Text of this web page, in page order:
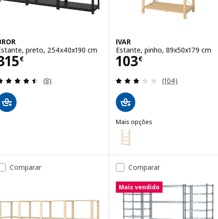
preto, 254x40x190 cm
€ 315€
Avaliação: 4.5 fora de 5 estrelas. Total de
(8)
IVAR
Estante, pinho, 89x50x179 cm
103€
Preço 103€
Avaliação: 2.8
(104)
Mais opções
IVAR
Opção: IVAR, Estante, pinho,
Comparar Comparar
Mais vendido